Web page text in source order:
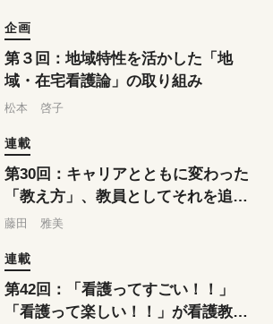
企画
第３回：地域特性を活かした「地
域・在宅看護論」の取り組み
松本 啓子
連載
第30回：キャリアとともに変わった
「教え方」、教員としてそれを追求
する日々
藤田 雅美
連載
第42回：「看護ってすごい！！」
「看護って楽しい！！」が看護教員